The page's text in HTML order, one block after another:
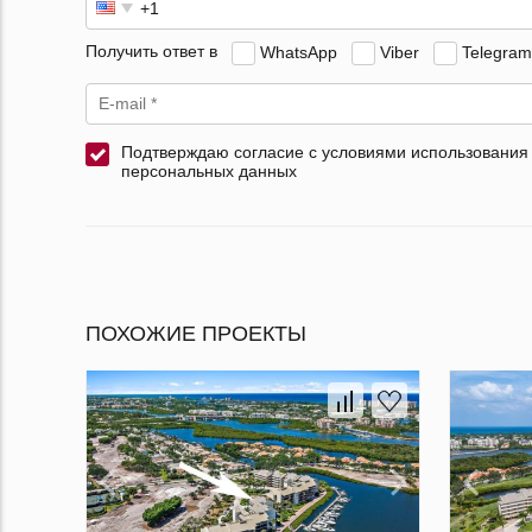
Получить ответ в WhatsApp Viber Telegram
Подтверждаю согласие с условиями использования
персональных данных
ПОХОЖИЕ ПРОЕКТЫ